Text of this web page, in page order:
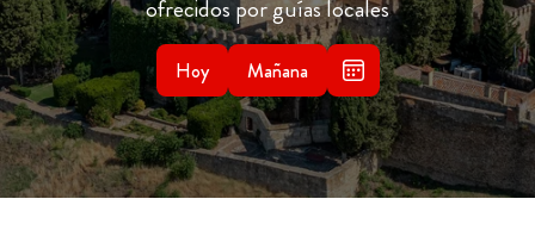
ofrecidos por guías locales
Hoy Mañana